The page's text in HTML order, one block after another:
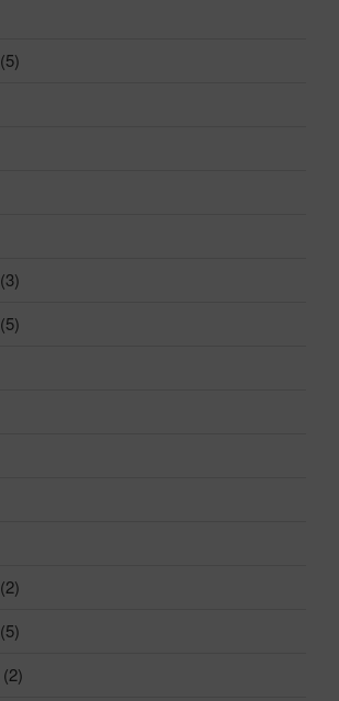
(5)
(3)
(5)
(2)
(5)
(2)